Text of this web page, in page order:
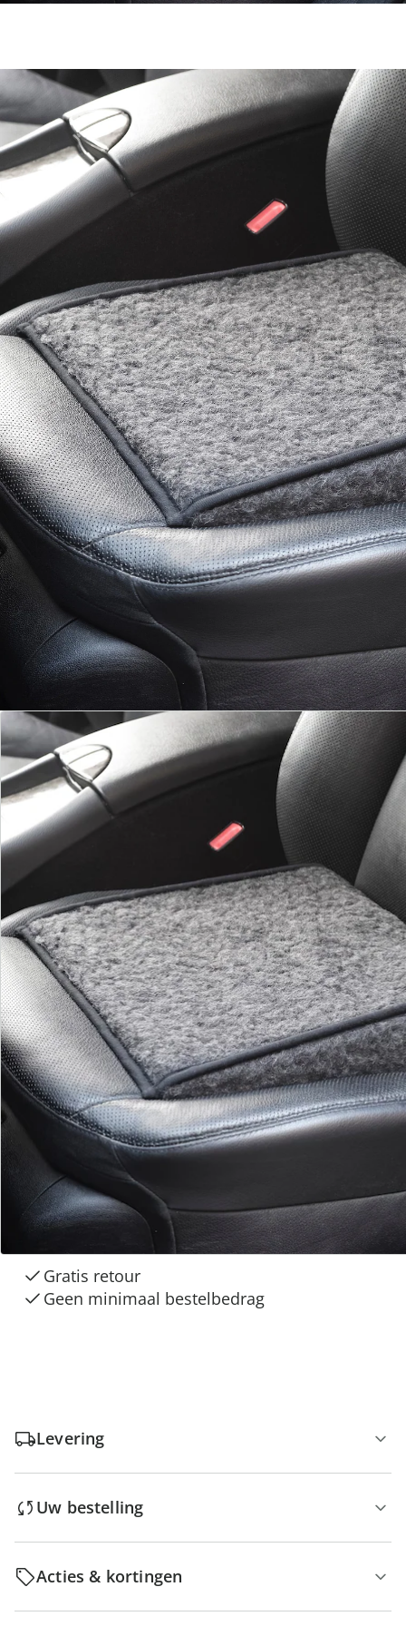
In het Winkelmandje
Leverbaar binnen 4-5 werkdagen
Goed zitten is het beste!
Dit wigkussen van scheerwol ondersteunt een gezonde
zitpositie en ontlast de rug- en lendenwervels. U rijdt
meer ontspannen en komt uitgerust en zonder pijn
aan op uw bestemming. Extra comfortabel dankzij de
buitenkant van scheerwol.
Details
Opmerkingen & producent
Beoordelingen
Direct uit de catalogus bestellen
Catalogus aanvragen
We zijn er voor u
Servicehotline
3 redenen voor
“Huis & Comfort”
Gratis kopen op rekening
Gratis retour
Geen minimaal bestelbedrag
Levering
Uw bestelling
Acties & kortingen